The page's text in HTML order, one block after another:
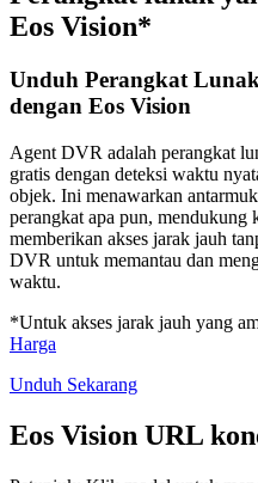
Eos Vision*
Unduh Perangkat
dengan Eos Vision
Agent DVR adalah perangkat
gratis dengan deteksi waktu
objek. Ini menawarkan
perangkat apa pun, mendukung
memberikan akses jarak jauh
DVR untuk memantau dan
waktu.
*Untuk akses jarak jauh yang
Harga
Unduh Sekarang
Eos Vision URL